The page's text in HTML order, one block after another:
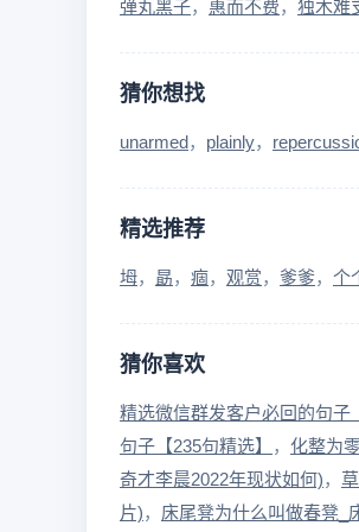
弹丸黑子 惠而不费 独木难
猜你想找
unarmed plainly
精选推荐
坶 勗 痼 观赏 爹爹 个
猜你喜欢
精选微信群发客户必回的句子
句子【235句精选】
化整为
奇才李晨2022年现状如何)
片)
床尾凳为什么叫做春凳_